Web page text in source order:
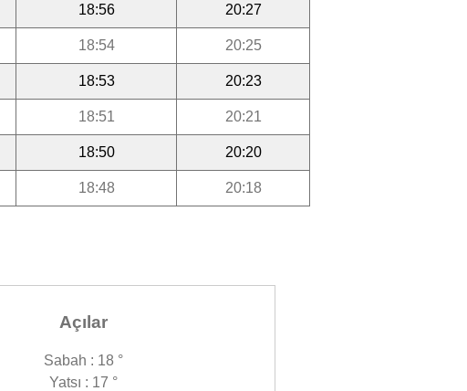
18:56 20:27
18:54 20:25
18:53 20:23
18:51 20:21
18:50 20:20
18:48 20:18
Açılar
Sabah : 18 °
Yatsı : 17 °